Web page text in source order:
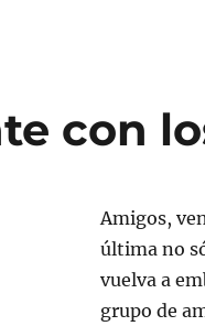
con
Amigos,
última no
vuelva a
grupo de